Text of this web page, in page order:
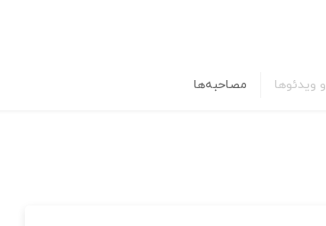
ویدئوها مصاحبه‌ها